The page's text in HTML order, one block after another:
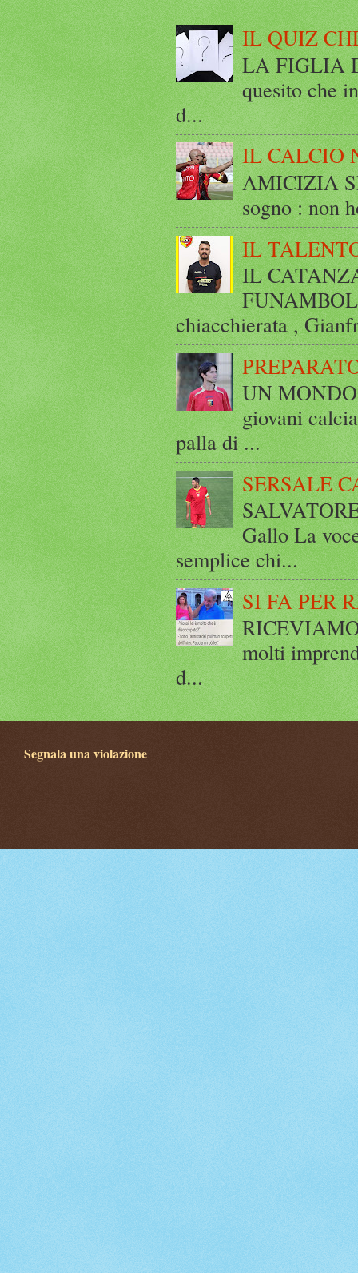
IL QUIZ
LA FIGLIA
quesito che
d...
IL CALCIO
AMICIZIA
sogno : non
IL
IL
chiacchierata ,
UN
giovani
palla di ...
SERSALE
Gallo La
semplice chi...
SI FA PER
molti
d...
Segnala una violazione